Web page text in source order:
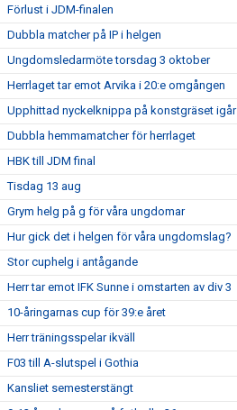
Förlust i JDM-finalen
Dubbla matcher på IP i helgen
Ungdomsledarmöte torsdag 3 oktober
Herrlaget tar emot Arvika i 20:e omgången
Upphittad nyckelknippa på konstgräset igår
Dubbla hemmamatcher för herrlaget
HBK till JDM final
Tisdag 13 aug
Grym helg på g för våra ungdomar
Hur gick det i helgen för våra ungdomslag?
Stor cuphelg i antågande
Herr tar emot IFK Sunne i omstarten av div 3
10-åringarnas cup för 39:e året
Herr träningsspelar ikväll
F03 till A-slutspel i Gothia
Kansliet semesterstängt